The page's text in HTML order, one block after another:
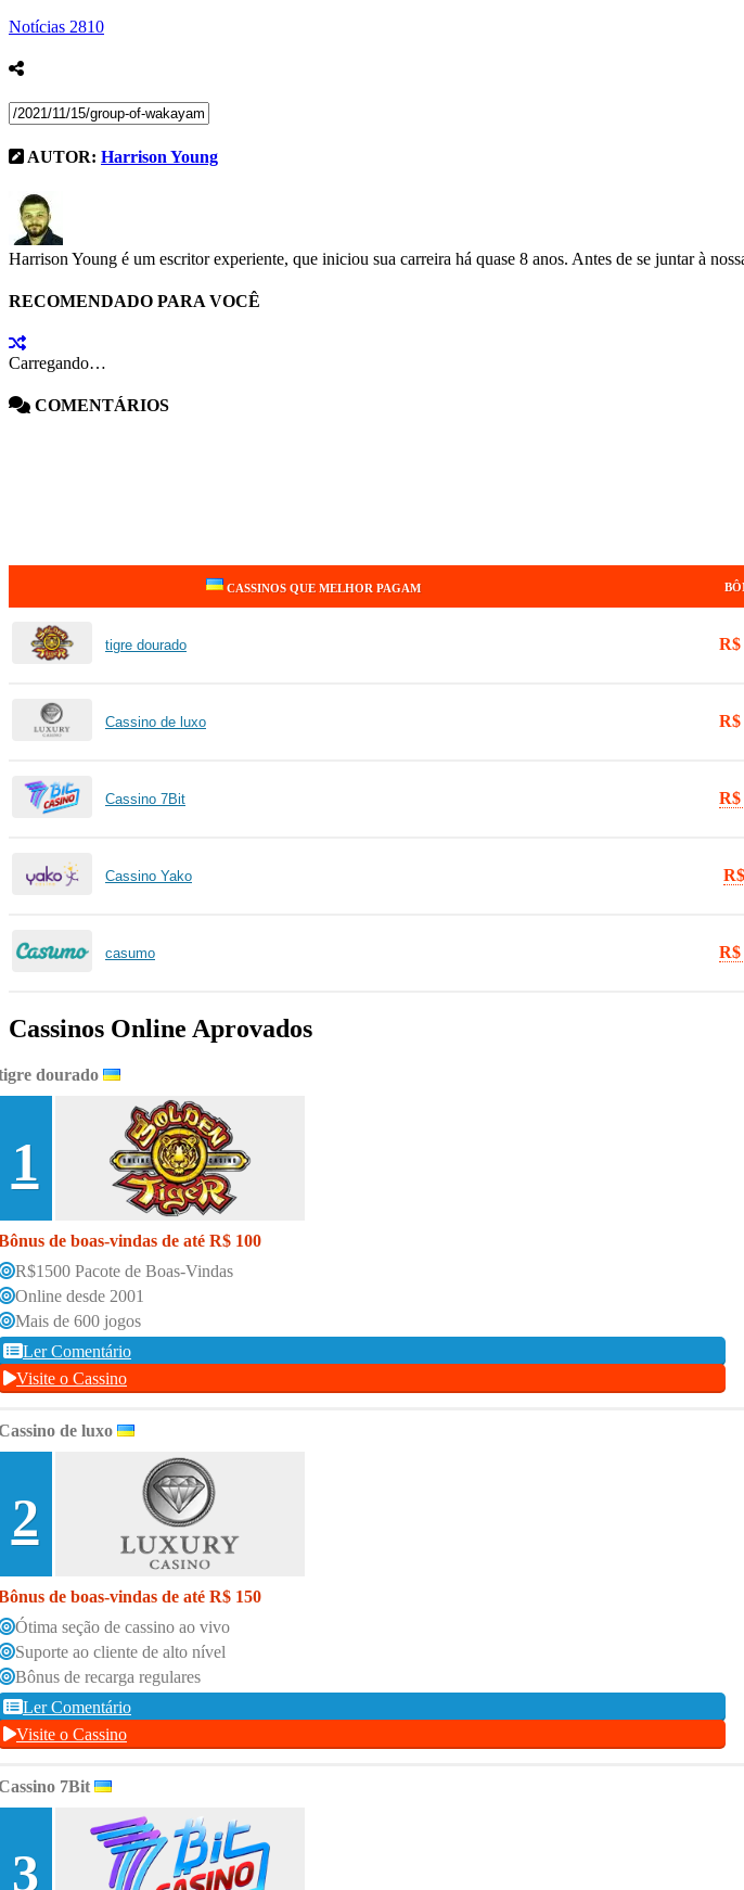
Notícias 2810
AUTOR: Harrison Young
Harrison Young é um escritor experiente, que iniciou sua carreira há quase 8 anos. Antes de se juntar à
RECOMENDADO PARA VOCÊ
Carregando…
COMENTÁRIOS
CASSINOS QUE MELHOR PAGAM
tigre dourado R$
Cassino de luxo R$
Cassino 7Bit R$
Cassino Yako
casumo R$
Cassinos Online Aprovados
dourado
1
de boas-vindas de até R$ 100
R$1500 Pacote de Boas-Vindas
Online desde 2001
Mais de 600 jogos
Ler Comentário
Visite o Cassino
de luxo
2
de boas-vindas de até R$ 150
Ótima seção de cassino ao vivo
Suporte ao cliente de alto nível
Bônus de recarga regulares
Ler Comentário
Visite o Cassino
7Bit
3